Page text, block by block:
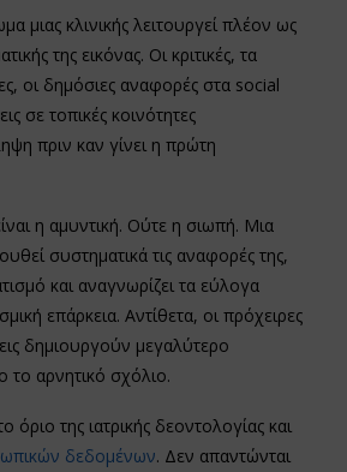
μιας κλινικής λειτουργεί πλέον ως
της εικόνας. Οι κριτικές, τα
οι δημόσιες αναφορές στα social
σε τοπικές κοινότητες
πριν καν γίνει η πρώτη
η αμυντική. Ούτε η σιωπή. Μια
συστηματικά τις αναφορές της,
και αναγνωρίζει τα εύλογα
επάρκεια. Αντίθετα, οι πρόχειρες
δημιουργούν μεγαλύτερο
το αρνητικό σχόλιο.
όριο της ιατρικής δεοντολογίας και
δεδομένων. Δεν απαντώνται